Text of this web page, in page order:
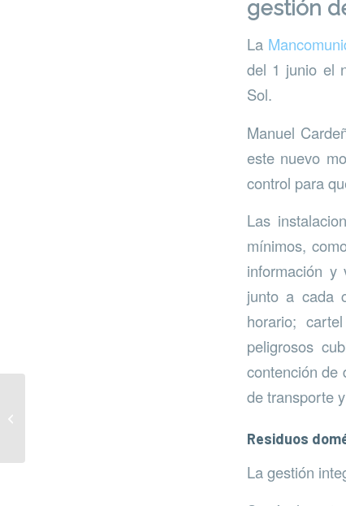
gestión
La
del 1 junio el
Sol.
Manuel
este nuevo
control para
Las
mínimos,
información y
junto a cada
horario;
peligrosos
contención de
de transporte
Residuos
La gestión